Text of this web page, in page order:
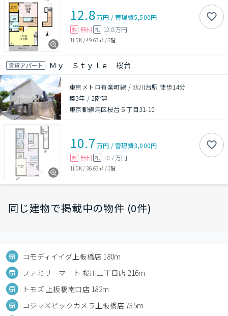
12.8万円 /管理費5,500円
敷 無料 礼 12.8万円
1LDK/49.63㎡ / 2階
賃貸アパート Ｍｙ Ｓｔｙｌｅ 桜台
東京メトロ有楽町線 / 氷川台駅 徒歩14分
築3年 / 2階建
東京都練馬区桜台５丁目31-10
10.7 万円 /管理費3,000円
敷 無料 礼 10.7万円
1LDK/36.63㎡ / 2階
同じ建物で掲載中の物件 (0件)
コモディイイダ上板橋店 180m
ファミリーマート 桜川三丁目店 216m
トモズ 上板橋南口店 182m
コジマ×ビックカメラ上板橋店 735m